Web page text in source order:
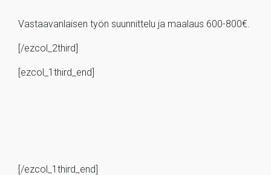
Vastaavanlaisen työn suunnittelu ja maalaus 600-800€.
[/ezcol_2third]
[ezcol_1third_end]
[/ezcol_1third_end]